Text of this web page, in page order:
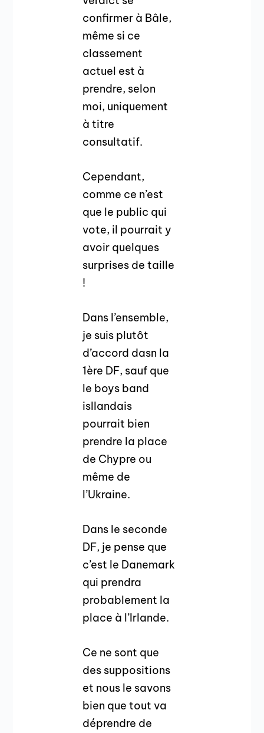
confirmer à Bâle,
même si ce
classement
actuel est à
prendre, selon
moi, uniquement
à titre
consultatif.
Cependant,
comme ce n’est
que le public qui
vote, il pourrait y
avoir quelques
surprises de taille
!
Dans l’ensemble,
je suis plutôt
d’accord dasn la
1ère DF, sauf que
le boys band
isllandais
pourrait bien
prendre la place
de Chypre ou
même de
l’Ukraine.
Dans le seconde
DF, je pense que
c’est le Danemark
qui prendra
probablement la
place à l’Irlande.
Ce ne sont que
des suppositions
et nous le savons
bien que tout va
déprendre de